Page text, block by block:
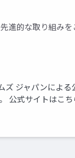
進的な取り組みを
ジャパンによる
公式サイトはこち